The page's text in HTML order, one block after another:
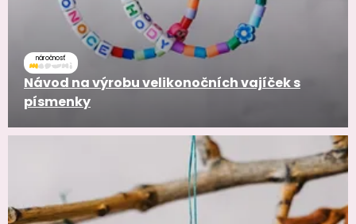
náročnosť
Návod na výrobu velikonočních vajíček s
písmenky